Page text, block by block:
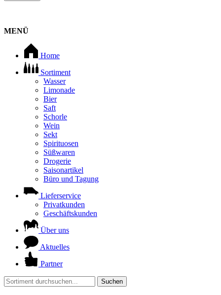
MENÜ
Home
Sortiment
Wasser
Limonade
Bier
Saft
Schorle
Wein
Sekt
Spirituosen
Süßwaren
Drogerie
Saisonartikel
Büro und Tagung
Lieferservice
Privatkunden
Geschäftskunden
Über uns
Aktuelles
Partner
Suchen